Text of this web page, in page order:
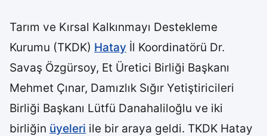
Tarım ve Kırsal Kalkınmayı Destekleme
Kurumu (TKDK) Hatay İl Koordinatörü Dr.
Savaş Özgürsoy, Et Üretici Birliği Başkanı
Mehmet Çınar, Damızlık Sığır Yetiştiricileri
Birliği Başkanı Lütfü Danahaliloğlu ve iki
birliğin üyeleri ile bir araya geldi. TKDK Hatay